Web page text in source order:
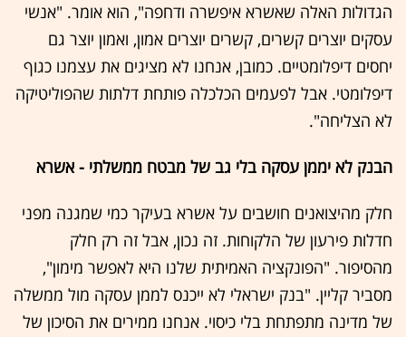
הגדולות האלה שאשרא איפשרה ודחפה", הוא אומר. "אנשי
עסקים יוצרים קשרים, קשרים יוצרים אמון, ואמון יוצר גם
יחסים דיפלומטיים. כמובן, אנחנו לא מציגים את עצמנו כגוף
דיפלומטי. אבל לפעמים הכלכלה פותחת דלתות שהפוליטיקה
לא הצליחה".
הבנק לא יממן עסקה בלי גב של מבטח ממשלתי - אשרא
חלק מהיצואנים חושבים על אשרא בעיקר כמי שמגנה מפני
חדלות פירעון של הלקוחות. זה נכון, אבל זה רק חלק
מהסיפור. "הפונקציה האמיתית שלנו היא לאפשר מימון",
מסביר קליין. "בנק ישראלי לא ייכנס לממן עסקה מול ממשלה
של מדינה מתפתחת בלי כיסוי. אנחנו ממירים את הסיכון של